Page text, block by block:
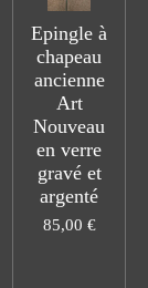
Epingle à
chapeau
ancienne
Art
Nouveau
en verre
gravé et
argenté
85,00 €